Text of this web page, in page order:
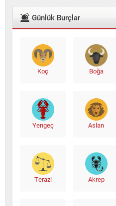
Günlük Burçlar
Koç Boğa
Yengeç Aslan
Terazi Akrep